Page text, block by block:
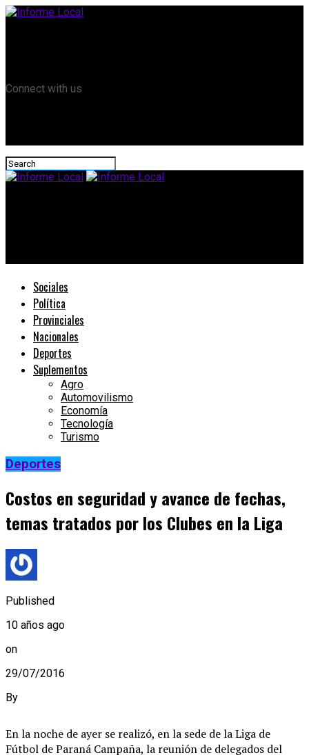
Connect with us
Sociales
Política
Provinciales
Nacionales
Deportes
Suplementos
Agro
Automovilismo
Economía
Tecnología
Turismo
Deportes
Costos en seguridad y avance de fechas,
temas tratados por los Clubes en la Liga
Published
10 años ago
on
29/07/2016
By
En la noche de ayer se realizó, en la sede de la Liga de
Fútbol de Paraná Campaña, la reunión de delegados del